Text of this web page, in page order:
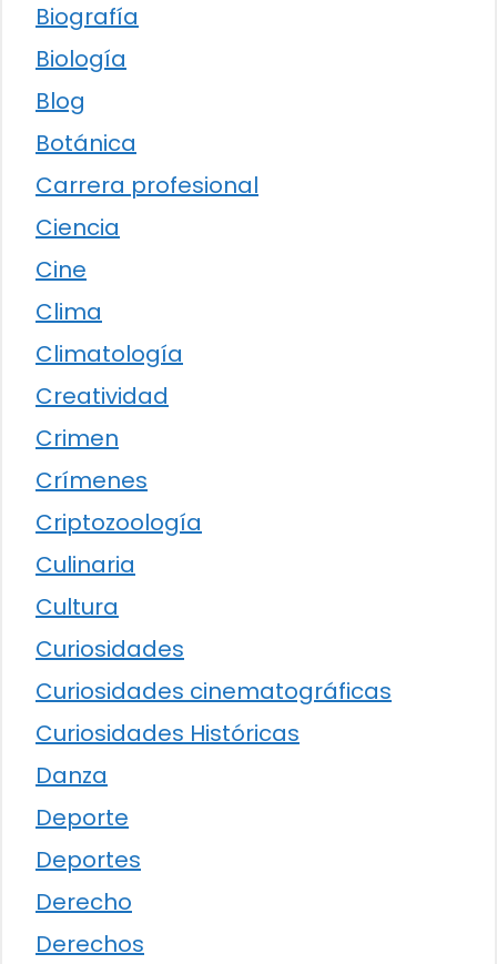
Biografía
Biología
Blog
Botánica
Carrera profesional
Ciencia
Cine
Clima
Climatología
Creatividad
Crimen
Crímenes
Criptozoología
Culinaria
Cultura
Curiosidades
Curiosidades cinematográficas
Curiosidades Históricas
Danza
Deporte
Deportes
Derecho
Derechos